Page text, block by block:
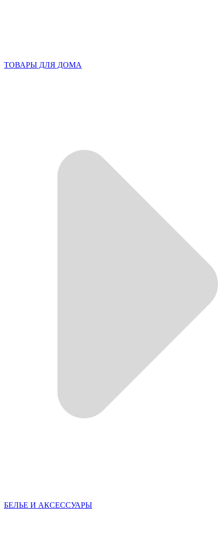
ТОВАРЫ ДЛЯ ДОМА
БЕЛЬЕ И АКСЕССУАРЫ